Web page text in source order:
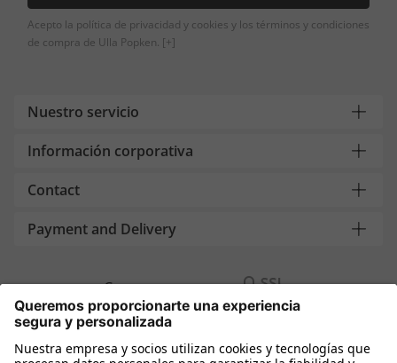
Acepto la política de privacidad y cookies y los términos y condiciones
de compra de Ulla Popken. [+]
Nuestro servicio
Información corporativa
Contact
Payment and Delivery
Compra segura con
Más tiendas online